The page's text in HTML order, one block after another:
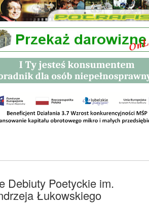
Debiuty Poetyckie im.
Łukowskiego